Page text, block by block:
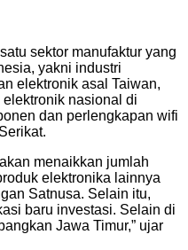
sektor manufaktur yang
yakni industri
elektronik asal Taiwan,
nasional di
dan perlengkapan wifi
menaikkan jumlah
elektronika lainnya
Satnusa. Selain itu,
baru investasi. Selain di
Jawa Timur,” ujar